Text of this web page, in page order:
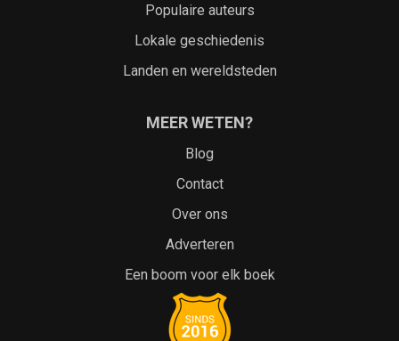
Populaire auteurs
Lokale geschiedenis
Landen en wereldsteden
MEER WETEN?
Blog
Contact
Over ons
Adverteren
Een boom voor elk boek